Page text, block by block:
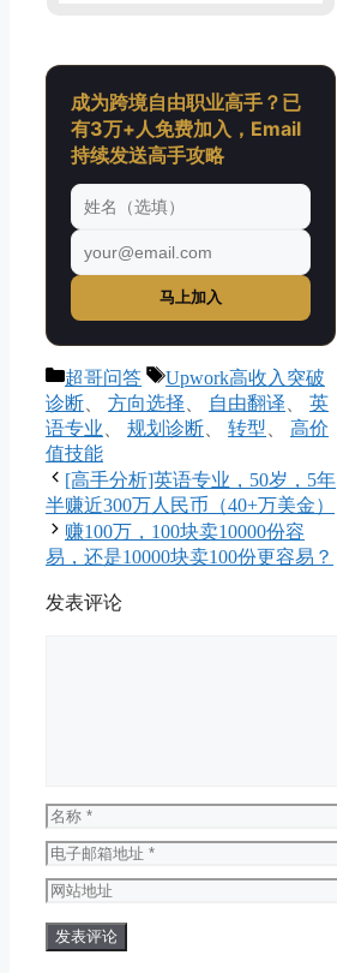
成为跨境自由职业高手？已
有3万+人免费加入，Email
持续发送高手攻略
马上加入
分
类
超哥问答
标
签
Upwork高收入突破
诊断
方向选择 自由翻译
英
语专业
规划诊断 转型
高价
值技能
[高手分析]英语专业，50岁，5年
半赚近300万人民币（40+万美金）
赚100万，100块卖10000份容
易，还是10000块卖100份更容易？
发表评论
名
称
电
子
邮
箱
地
网
地